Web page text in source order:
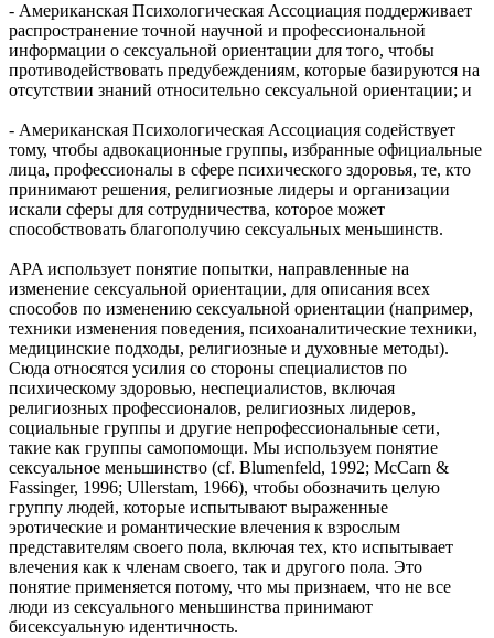
- Американская Психологическая Ассоциация поддерживает
распространение точной научной и профессиональной
информации о сексуальной ориентации для того, чтобы
противодействовать предубеждениям, которые базируются на
отсутствии знаний относительно сексуальной ориентации; и
- Американская Психологическая Ассоциация содействует
тому, чтобы адвокационные группы, избранные официальные
лица, профессионалы в сфере психического здоровья, те, кто
принимают решения, религиозные лидеры и организации
искали сферы для сотрудничества, которое может
способствовать благополучию сексуальных меньшинств.
APA использует понятие попытки, направленные на
изменение сексуальной ориентации, для описания всех
способов по изменению сексуальной ориентации (например,
техники изменения поведения, психоаналитические техники,
медицинские подходы, религиозные и духовные методы).
Сюда относятся усилия со стороны специалистов по
психическому здоровью, неспециалистов, включая
религиозных профессионалов, религиозных лидеров,
социальные группы и другие непрофессиональные сети,
такие как группы самопомощи. Мы используем понятие
сексуальное меньшинство (cf. Blumenfeld, 1992; McCarn &
Fassinger, 1996; Ullerstam, 1966), чтобы обозначить целую
группу людей, которые испытывают выраженные
эротические и романтические влечения к взрослым
представителям своего пола, включая тех, кто испытывает
влечения как к членам своего, так и другого пола. Это
понятие применяется потому, что мы признаем, что не все
люди из сексуального меньшинства принимают
бисексуальную идентичность.